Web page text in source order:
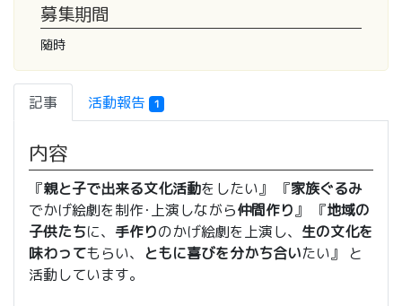
募集期間
随時
記事 活動報告 1
内容
『親と子で出来る文化活動をしたい』 『家族ぐるみ
でかげ絵劇を制作･上演しながら仲間作り』 『地域の
子供たちに、 手作りのかげ絵劇を上演し、 生の文化を
味わってもらい、 ともに喜びを分かち合いたい』 と
活動しています。